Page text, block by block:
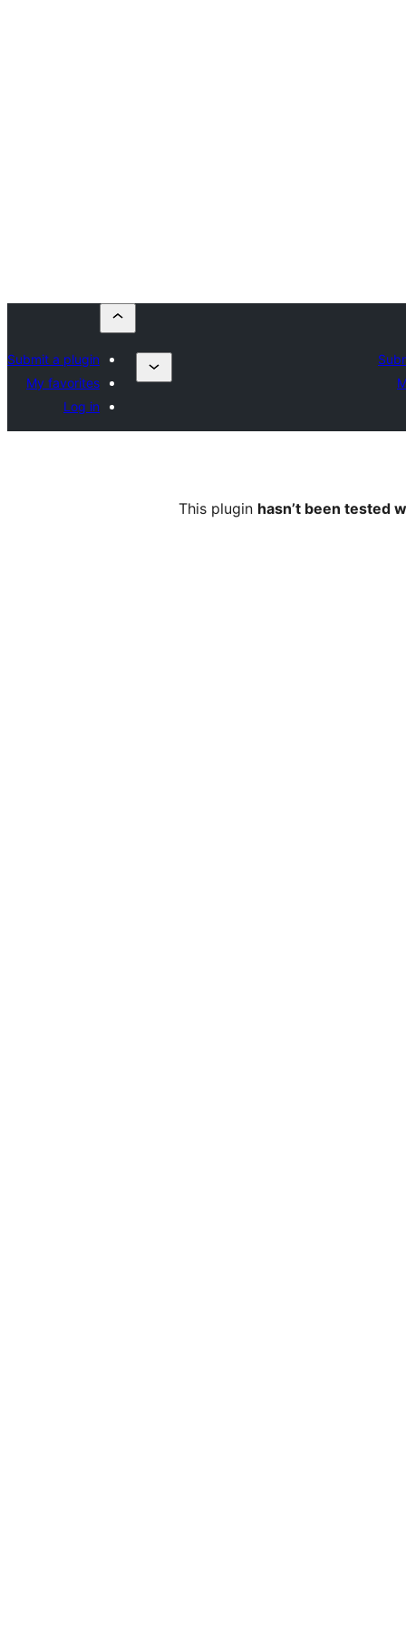
Submit a plugin
My favorites
Log in
This plugin hasn’t been tested